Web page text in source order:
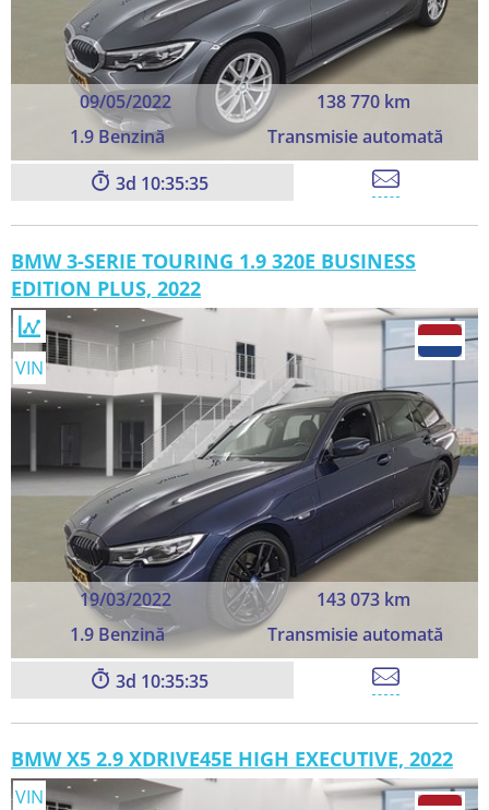
09/05/2022
138 770 km
1.9 Benzină
Transmisie automată
3 10:35:33
BMW 3-SERIE TOURING 1.9 320E BUSINESS
EDITION PLUS, 2022
19/03/2022
143 073 km
1.9 Benzină
Transmisie automată
VIN
3 10:35:33
BMW X5 2.9 XDRIVE45E HIGH EXECUTIVE, 2022
VIN